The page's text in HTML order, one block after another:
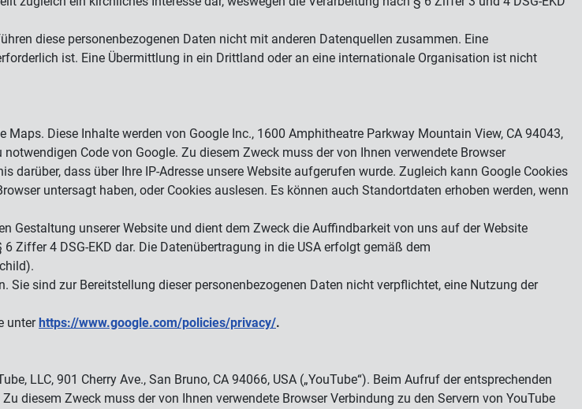
diese personenbezogenen Daten nicht mit anderen Datenquellen zusammen. Eine
ist. Eine Übermittlung in ein Drittland oder an eine internationale Organisation ist nicht
Diese Inhalte werden von Google Inc., 1600 Amphitheatre Parkway Mountain View, CA 94043,
Code von Google. Zu diesem Zweck muss der von Ihnen verwendete Browser
dass über Ihre IP-Adresse unsere Website aufgerufen wurde. Zugleich kann Google Cookies
untersagt haben, oder Cookies auslesen. Es können auch Standortdaten erhoben werden, wenn
Gestaltung unserer Website und dient dem Zweck die Auffindbarkeit von uns auf der Website
Ziffer 4 DSG-EKD dar. Die Datenübertragung in die USA erfolgt gemäß dem
sind zur Bereitstellung dieser personenbezogenen Daten nicht verpflichtet, eine Nutzung der
unterhttps://www.google.com/policies/privacy/.
LLC, 901 Cherry Ave., San Bruno, CA 94066, USA („YouTube“). Beim Aufruf der entsprechenden
diesem Zweck muss der von Ihnen verwendete Browser Verbindung zu den Servern von YouTube